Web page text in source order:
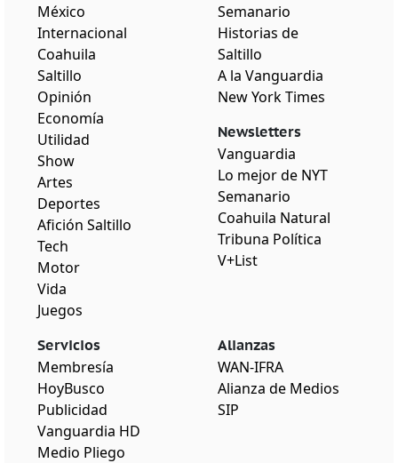
México
Internacional
Coahuila
Saltillo
Opinión
Economía
Utilidad
Show
Artes
Deportes
Afición Saltillo
Tech
Motor
Vida
Juegos
Semanario
Historias de
Saltillo
A la Vanguardia
New York Times
Newsletters
Vanguardia
Lo mejor de NYT
Semanario
Coahuila Natural
Tribuna Política
V+List
Servicios
Membresía
HoyBusco
Publicidad
Vanguardia HD
Medio Pliego
Alianzas
WAN-IFRA
Alianza de Medios
SIP